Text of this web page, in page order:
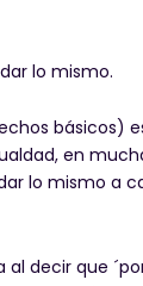
lo mismo.
básicos)
en
lo mismo a
decir que